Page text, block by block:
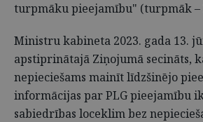
turpmāku pieejamību" (turpmāk –
Ministru kabineta 2023. gada 13.
apstiprinātajā Ziņojumā secināts,
nepieciešams mainīt līdzšinējo
informācijas par PLG pieejamību
sabiedrības loceklim bez